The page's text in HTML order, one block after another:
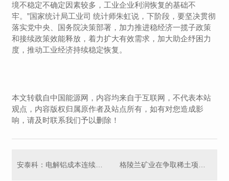
境不稳定不确定因素较多，工业企业利润恢复的基础不
牢。”国家统计局工业司 统计师朱虹说，下阶段，要坚决贯彻
落实党中央、国务院决策部署，加力推进稳经济一揽子政策
和接续政策效能释放，着力扩大有效需求，加大助企纾困力
度，推动工业经济持续稳定恢复。
本文转载自中国能源网，内容均来自于互联网，不代表本站
观点，内容版权归属原作者及站点所有，如有对您造成影
响，请及时联系我们予以删除！